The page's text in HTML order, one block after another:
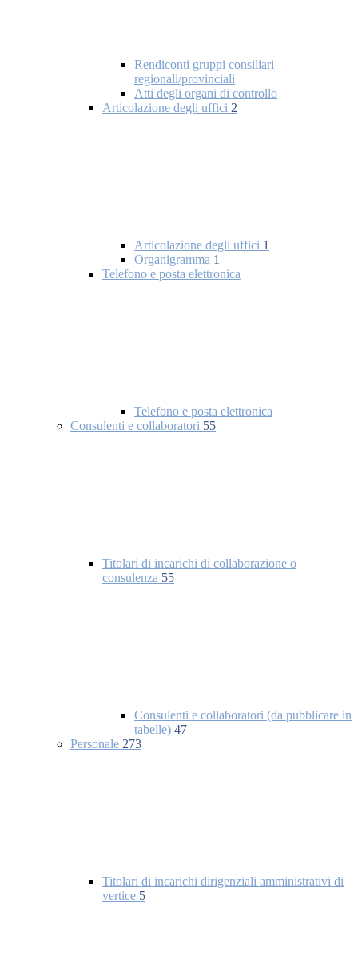
Rendiconti gruppi consiliari
regionali/provinciali
Atti degli organi di controllo
Articolazione degli uffici 2
Articolazione degli uffici 1
Organigramma 1
Telefono e posta elettronica
Telefono e posta elettronica
Consulenti e collaboratori 55
Titolari di incarichi di collaborazione o
consulenza 55
Consulenti e collaboratori (da pubblicare in
tabelle) 47
Personale 273
Titolari di incarichi dirigenziali amministrativi di
vertice 5